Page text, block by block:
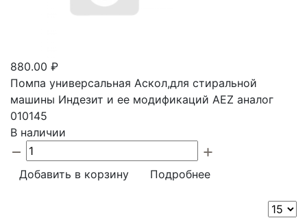
880.00 ₽
Помпа универсальная Аскол,для стиральной
машины Индезит и ее модификаций AEZ аналог
010145
В наличии
Добавить в корзину Подробнее